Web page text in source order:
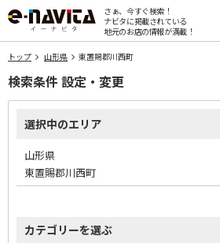
さぁ、今すぐ検索！
ナビタに掲載されている
地元のお店の情報が満載！
トップ 山形県 東置賜郡川西町
検索条件 設定・変更
選択中のエリア
山形県
東置賜郡川西町
カテゴリーを選ぶ